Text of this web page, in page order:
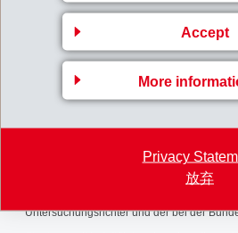
Accept
More
Privacy
放弃
und der Bundesanwaltschaft war von
gravierenden Führungs- und
Einschätzung der Verjährungsproblematik
dass die gravierenden Mängel der
Verfahrensbeschleunigung und den
Verjährungsproblematik auszuschliessen.
Untersuchungsrichter und der bei der